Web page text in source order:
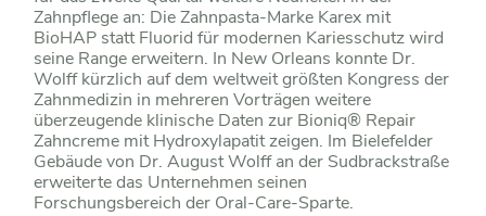
Zahnpflege an: Die Zahnpasta-Marke Karex mit
BioHAP statt Fluorid für modernen Kariesschutz wird
seine Range erweitern. In New Orleans konnte Dr.
Wolff kürzlich auf dem weltweit größten Kongress der
Zahnmedizin in mehreren Vorträgen weitere
überzeugende klinische Daten zur Bioniq® Repair
Zahncreme mit Hydroxylapatit zeigen. Im Bielefelder
Gebäude von Dr. August Wolff an der Sudbrackstraße
erweiterte das Unternehmen seinen
Forschungsbereich der Oral-Care-Sparte.